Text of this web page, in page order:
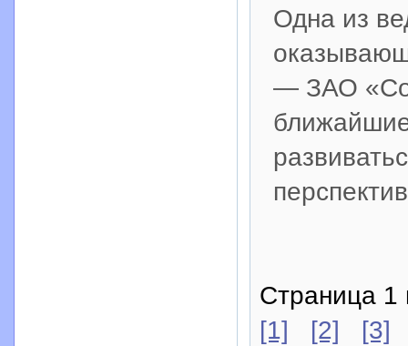
Одна из
— ЗАО
Страница 1
[1]
[2]
[3]